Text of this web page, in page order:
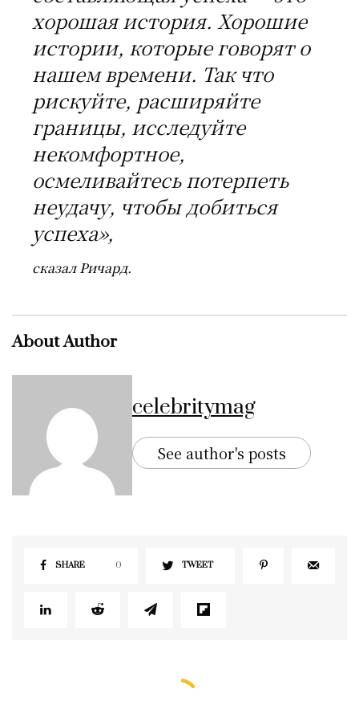
хорошая история. Хорошие
истории, которые говорят о
нашем времени. Так что
рискуйте, расширяйте
границы, исследуйте
некомфортное,
осмеливайтесь потерпеть
неудачу, чтобы добиться
успеха»,
сказал Ричард.
About Author
celebritymag
See author's posts
SHARE 0 TWEET